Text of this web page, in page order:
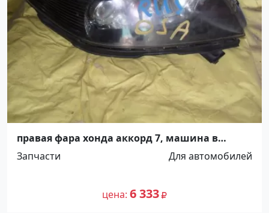
правая фара хонда аккорд 7, машина в
разборе Краснодар
Запчасти Для автомобилей
цена 6 333